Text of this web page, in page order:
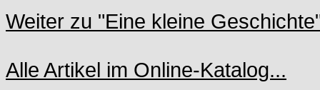
Weiter zu "Eine kleine
Alle Artikel im Online-Katalog...